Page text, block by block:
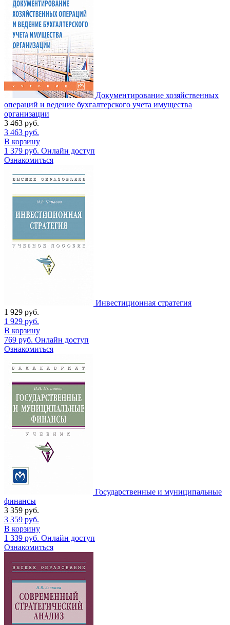
Документирование хозяйственных
операций и ведение бухгалтерского учета имущества
организации
3 463 руб.
3 463 руб.
В корзину
1 379 руб. Онлайн доступ
Ознакомиться
Инвестиционная стратегия
1 929 руб.
1 929 руб.
В корзину
769 руб. Онлайн доступ
Ознакомиться
Государственные и муниципальные
финансы
3 359 руб.
3 359 руб.
В корзину
1 339 руб. Онлайн доступ
Ознакомиться